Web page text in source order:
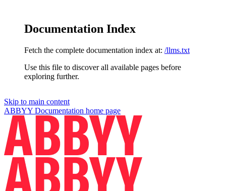
Documentation Index
Fetch the complete documentation index at: /llms.txt
Use this file to discover all available pages before
exploring further.
Skip to main content
ABBYY Documentation home page